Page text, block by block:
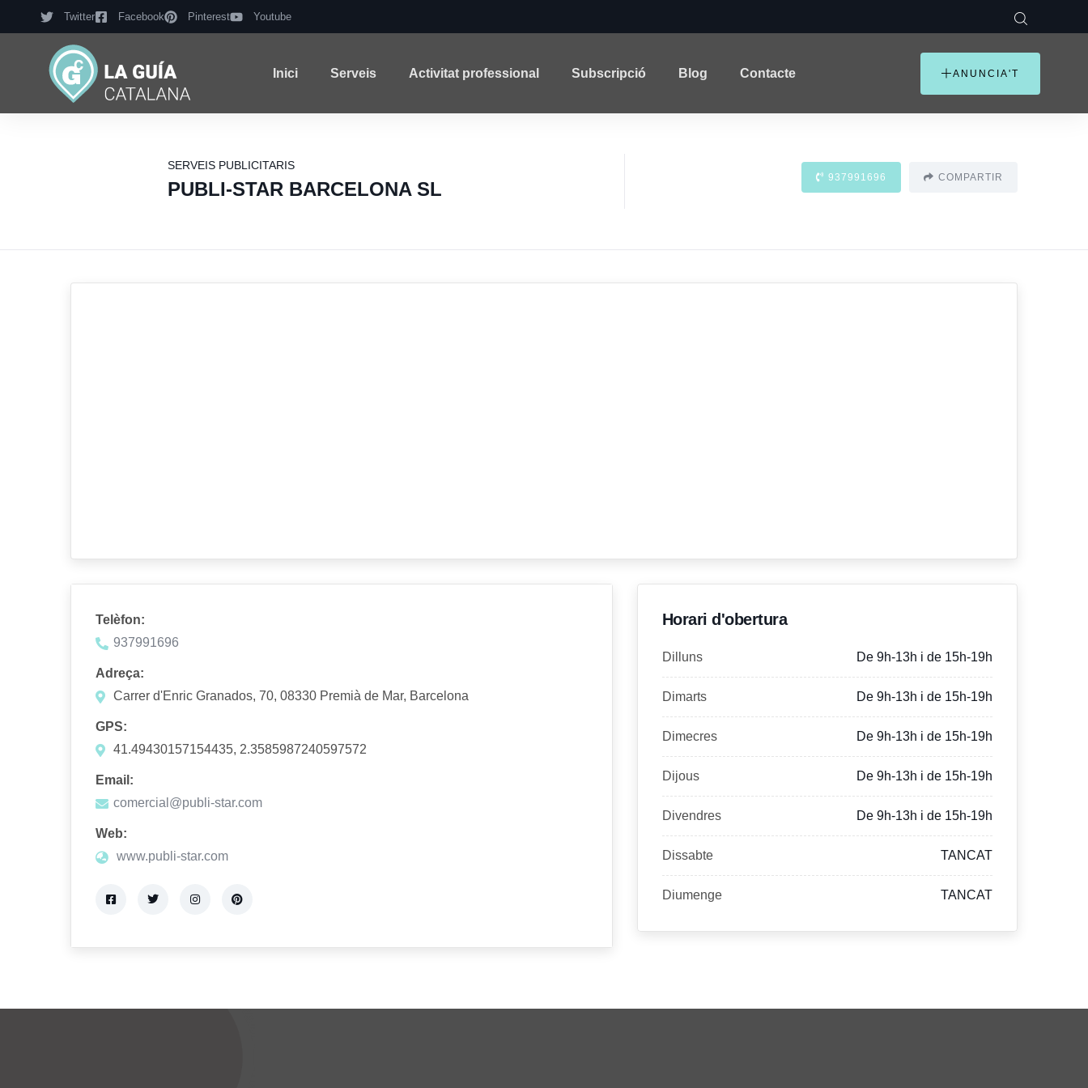
Twitter Facebook Pinterest Youtube
Inici Serveis Activitat professional Subscripció Blog Contacte ANUNCIA'T
SERVEIS PUBLICITARIS
PUBLI-STAR BARCELONA SL
937991696 COMPARTIR
Telèfon:
937991696
Adreça:
Carrer d'Enric Granados, 70, 08330 Premià de Mar, Barcelona
GPS:
41.49430157154435, 2.3585987240597572
Email:
comercial@publi-star.com
Web:
www.publi-star.com
Horari d'obertura
Dilluns De 9h-13h i de 15h-19h
Dimarts De 9h-13h i de 15h-19h
Dimecres De 9h-13h i de 15h-19h
Dijous De 9h-13h i de 15h-19h
Divendres De 9h-13h i de 15h-19h
Dissabte TANCAT
Diumenge TANCAT